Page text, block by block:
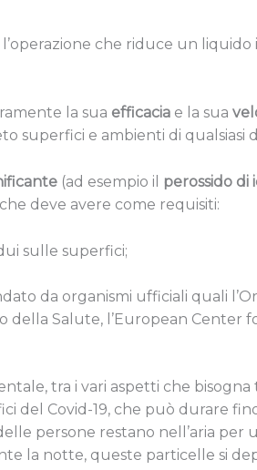
che riduce un liquido
la sua efficacia e la sua
superfici e ambienti di qualsiasi
(ad esempio il perossido di
deve avere come requisiti:
sulle superfici;
da organismi ufficiali quali
della Salute, l’European Center
tra i vari aspetti che bisogna
del Covid-19, che può durare
persone restano nell’aria per
la notte, queste particelle si